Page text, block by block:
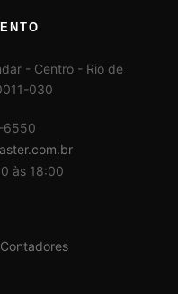
- Centro - Rio de
030
6550
às 18:00